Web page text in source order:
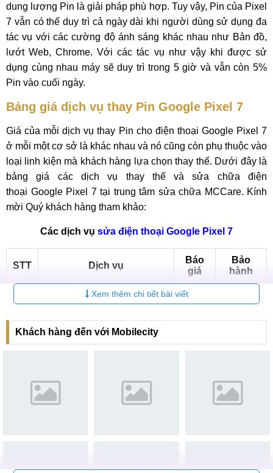
dung lượng Pin là giải pháp phù hợp. Tuy vậy, Pin của Pixel
7 vẫn có thể duy trì cả ngày dài khi người dùng sử dụng đa
tác vụ với các cường độ ánh sáng khác nhau như Bản đồ,
lướt Web, Chrome. Với các tác vụ như vậy khi được sử
dụng cùng nhau máy sẽ duy trì trong 5 giờ và vẫn còn 5%
Pin vào cuối ngày.
Bảng giá dịch vụ thay Pin Google Pixel 7
Giá của mỗi dịch vụ thay Pin cho điện thoại Google Pixel 7
ở mỗi một cơ sở là khác nhau và nó cũng còn phụ thuộc vào
loại linh kiện mà khách hàng lựa chọn thay thế. Dưới đây là
bảng giá các dịch vụ thay thế và sửa chữa điện
thoại Google Pixel 7 tại trung tâm sửa chữa MCCare. Kính
mời Quý khách hàng tham khảo:
Các dịch vụ sửa điện thoại Google Pixel 7
STT Dịch vụ
Báo
giá
Bảo
hành
Thay màn hình Google Pixel
7
Liên
hệ
tháng
2 Ép kính Google Pixel 7
hệ
tháng
Thay mặt kính sau Google
6-12
Xem thêm chi tiết bài viết
Khách hàng đến với Mobilecity